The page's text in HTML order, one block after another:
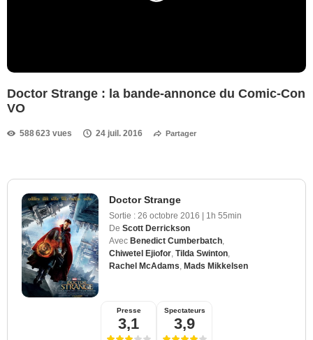
Doctor Strange : la bande-annonce du Comic-Con
VO
588 623 vues 24 juil. 2016 Partager
Doctor Strange
Sortie : 26 octobre 2016 | 1h 55min
De Scott Derrickson
Avec Benedict Cumberbatch
Chiwetel Ejiofor Tilda Swinton
Rachel McAdams Mads Mikkelsen
Presse
3,1
Spectateurs
3,9